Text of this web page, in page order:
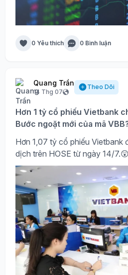
0 Yêu thích 0 Bình luận
Quang Trần
14 Thg 07
Theo Dõi
Hơn 1 tỷ cổ phiếu Vietbank
Bước ngoặt mới của mã
Hơn 1,07 tỷ cổ phiếu Vietbank
dịch trên HOSE từ ngày 14/